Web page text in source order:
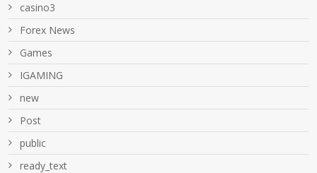
casino3
Forex News
Games
IGAMING
new
Post
public
ready_text